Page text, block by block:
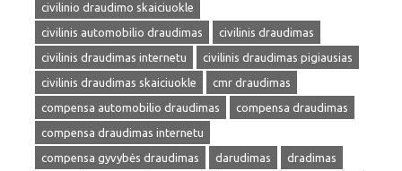
civilinio draudimo skaiciuokle
civilinis automobilio draudimas
civilinis draudimas
civilinis draudimas internetu
civilinis draudimas pigiausias
civilinis draudimas skaiciuokle
cmr draudimas
compensa automobilio draudimas
compensa draudimas
compensa draudimas internetu
compensa gyvybės draudimas
darudimas
dradimas